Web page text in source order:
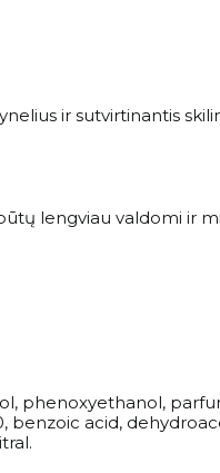
ir sutvirtinantis
lengviau valdomi ir
phenoxyethanol,
acid,